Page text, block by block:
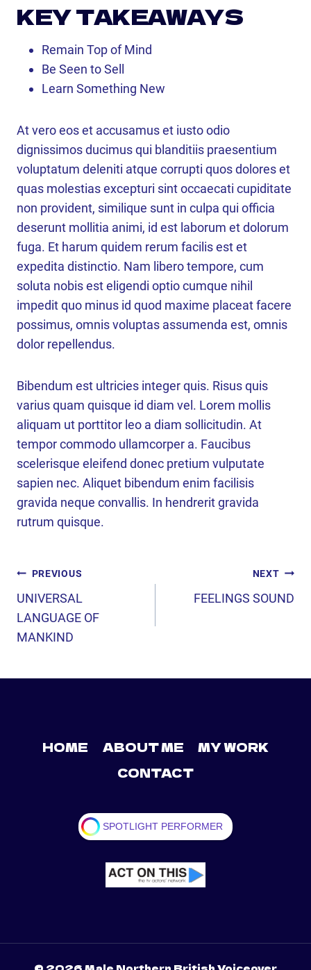
KEY TAKEAWAYS
Remain Top of Mind
Be Seen to Sell
Learn Something New
At vero eos et accusamus et iusto odio
dignissimos ducimus qui blanditiis praesentium
voluptatum deleniti atque corrupti quos dolores et
quas molestias excepturi sint occaecati cupiditate
non provident, similique sunt in culpa qui officia
deserunt mollitia animi, id est laborum et dolorum
fuga. Et harum quidem rerum facilis est et
expedita distinctio. Nam libero tempore, cum
soluta nobis est eligendi optio cumque nihil
impedit quo minus id quod maxime placeat facere
possimus, omnis voluptas assumenda est, omnis
dolor repellendus.
Bibendum est ultricies integer quis. Risus quis
varius quam quisque id diam vel. Lorem mollis
aliquam ut porttitor leo a diam sollicitudin. At
tempor commodo ullamcorper a. Faucibus
scelerisque eleifend donec pretium vulputate
sapien nec. Aliquet bibendum enim facilisis
gravida neque convallis. In hendrerit gravida
rutrum quisque.
POST
NAVIGATION
PREVIOUS
UNIVERSAL
LANGUAGE OF
MANKIND
NEXT
FEELINGS SOUND
HOME ABOUT ME
MY WORK
CONTACT
SPOTLIGHT PERFORMER